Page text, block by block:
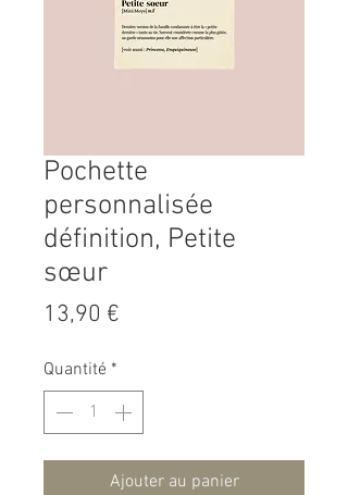
Pochette
personnalisée
définition, Petite
sœur
13,90 €
Quantité *
Ajouter au panier